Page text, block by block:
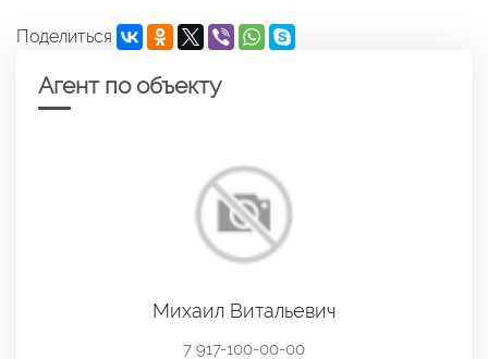
Поделиться
Агент по объекту
Михаил Витальевич
7 917-100-00-00